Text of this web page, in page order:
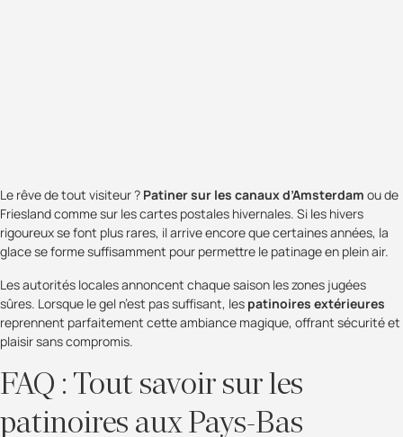
Le rêve de tout visiteur ? Patiner sur les canaux d’Amsterdam ou de
Friesland comme sur les cartes postales hivernales. Si les hivers
rigoureux se font plus rares, il arrive encore que certaines années, la
glace se forme suffisamment pour permettre le patinage en plein air.
Les autorités locales annoncent chaque saison les zones jugées
sûres. Lorsque le gel n’est pas suffisant, les patinoires extérieures
reprennent parfaitement cette ambiance magique, offrant sécurité et
plaisir sans compromis.
FAQ : Tout savoir sur les
patinoires aux Pays-Bas